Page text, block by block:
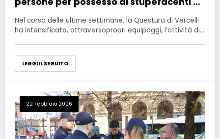
Nel corso delle ultime settimane, la Questura di Vercelli
ha intensificato, attraversopropri equipaggi, l’attività di…
LEGGI IL SEGUITO
22 Febbraio 2026